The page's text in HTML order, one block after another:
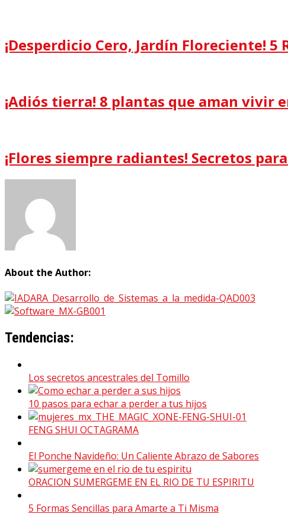
¡Desperdicio Cero, Jardín Floreciente!
¡Adiós tierra! 8 plantas que aman vivir
¡Flores siempre radiantes! Secretos
About the Author:
Tendencias:
Los secretos ancestrales del Tomillo
10 pasos para echar a perder a tus hijos
FENG SHUI OCTAGRAMA
El Ponche Navideño: Un Caliente Abrazo de Sabores
ORACION SUMERGEME EN EL RIO DE TU ESPIRITU
5 Formas Sencillas para Amarte a Ti Misma